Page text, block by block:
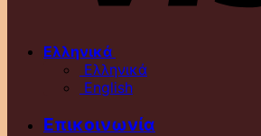
Ελληνικά
Ελληνικά
English
Επικοινωνία